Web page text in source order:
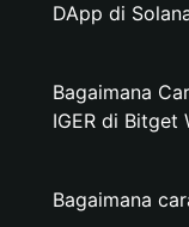
DApp di
Bagaimana
IGER di Bitget
Bagaimana